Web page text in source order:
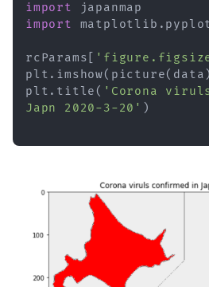
import
import
matplotlib .
rcParams
plt . imshow( picture( data )
plt . title ( 'Corona
Japn 2020-3-20' )